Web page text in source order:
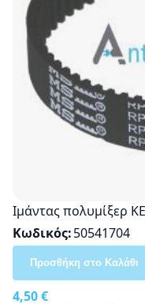
Ιμάντας πολυμίξερ
Κωδικός 50541704
4,50 €
Προσθήκη στο Καλάθι